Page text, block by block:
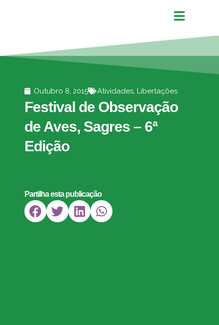
Outubro 8, 2015 Atividades, Libertações
Festival de Observação
de Aves, Sagres – 6ª
Edição
Partilha esta publicação